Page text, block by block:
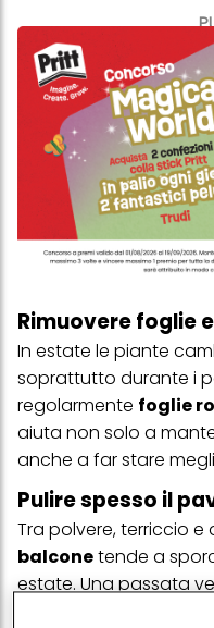
Rimuovere foglie
In estate le piante
soprattutto durante i
regolarmente foglie
aiuta non solo a
anche a far stare
Pulire spesso il
Tra polvere, terriccio e
balconetende a
estate. Una passata